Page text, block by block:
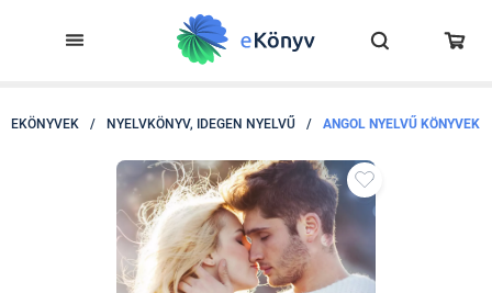
EKÖNYVEK / NYELVKÖNYV, IDEGEN NYELVŰ / ANGOL NYELVŰ KÖNYVEK